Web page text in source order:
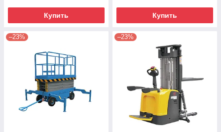
Купить Купить
–23% –23%